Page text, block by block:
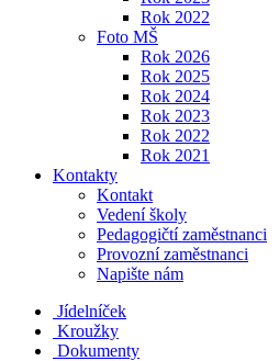
Rok 2022
Foto MŠ
Rok 2026
Rok 2025
Rok 2024
Rok 2023
Rok 2022
Rok 2021
Kontakty
Kontakt
Vedení školy
Pedagogičtí zaměstnanci
Provozní zaměstnanci
Napište nám
Jídelníček
Kroužky
Dokumenty